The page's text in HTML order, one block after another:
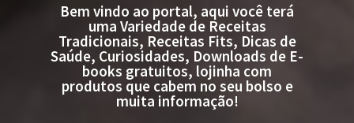
Bem vindo ao portal, aqui você terá
uma Variedade de Receitas
Tradicionais, Receitas Fits, Dicas de
Saúde, Curiosidades, Downloads de E-
books gratuitos, lojinha com
produtos que cabem no seu bolso e
muita informação!